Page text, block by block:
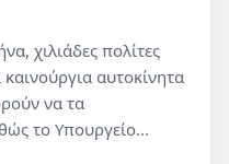
χιλιάδες πολίτες
αυτοκίνητα
να τα
το Υπουργείο...